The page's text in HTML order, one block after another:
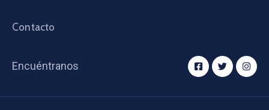
Contacto
Encuéntranos